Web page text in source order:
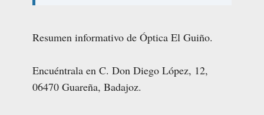
Resumen informativo de Óptica El Guiño.
Encuéntrala en C. Don Diego López, 12,
06470 Guareña, Badajoz.